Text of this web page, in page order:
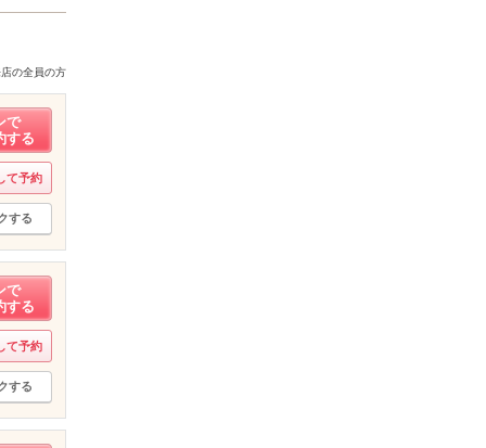
の全員の方
で
する
て予約
する
で
する
て予約
する